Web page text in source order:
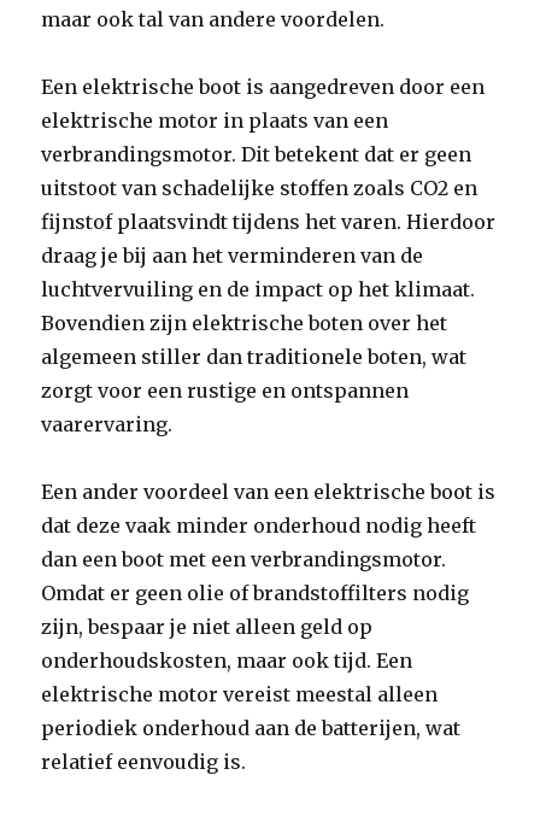
maar ook tal van andere voordelen.
Een elektrische boot is aangedreven door een
elektrische motor in plaats van een
verbrandingsmotor. Dit betekent dat er geen
uitstoot van schadelijke stoffen zoals CO2 en
fijnstof plaatsvindt tijdens het varen. Hierdoor
draag je bij aan het verminderen van de
luchtvervuiling en de impact op het klimaat.
Bovendien zijn elektrische boten over het
algemeen stiller dan traditionele boten, wat
zorgt voor een rustige en ontspannen
vaarervaring.
Een ander voordeel van een elektrische boot is
dat deze vaak minder onderhoud nodig heeft
dan een boot met een verbrandingsmotor.
Omdat er geen olie of brandstoffilters nodig
zijn, bespaar je niet alleen geld op
onderhoudskosten, maar ook tijd. Een
elektrische motor vereist meestal alleen
periodiek onderhoud aan de batterijen, wat
relatief eenvoudig is.